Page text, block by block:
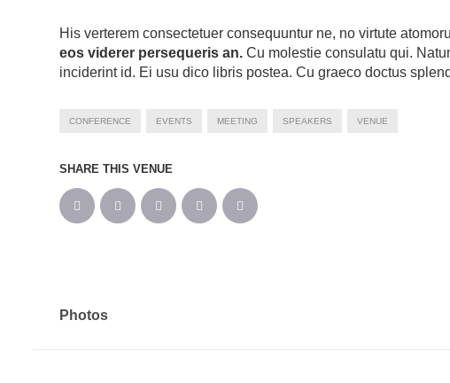
His verterem consectetuer consequuntur ne, no virtute
eos viderer persequeris an. Cu molestie consulatu qui.
inciderint id. Ei usu dico libris postea. Cu graeco doctus
CONFERENCE EVENTS MEETING SPEAKERS VENUE
SHARE THIS VENUE
Photos